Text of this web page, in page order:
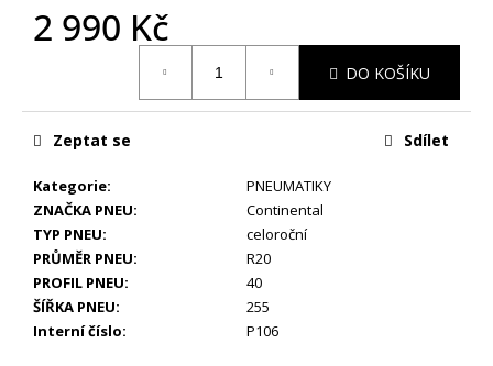
2 990 Kč
DO KOŠÍKU
Kategorie:
PNEUMATIKY
ZNAČKA PNEU:
Continental
TYP PNEU:
celoroční
PRŮMĚR PNEU:
R20
PROFIL PNEU:
40
ŠÍŘKA PNEU:
255
Interní číslo: P106
Zeptat se Sdílet
MERCEDES
W247
ORIGINÁLNÍ
DISKY
5X112
R19
(A2474013600)
SADA
KS
29